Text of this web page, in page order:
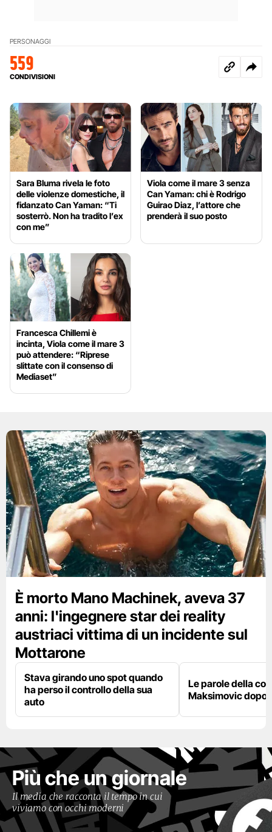
PERSONAGGI
559
CONDIVISIONI
Sara Bluma rivela le foto
delle violenze domestiche, il
fidanzato Can Yaman: “Ti
sosterrò. Non ha tradito l’ex
con me”
Viola come il mare 3 senza
Can Yaman: chi è Rodrigo
Guirao Diaz, l’attore che
prenderà il suo posto
Francesca Chillemi è
incinta, Viola come il mare 3
può attendere: “Riprese
slittate con il consenso di
Mediaset”
È morto Mano Machinek, aveva 37
anni: l'ingegnere star dei reality
austriaci vittima di un incidente sul
Mottarone
Stava girando uno spot quando
ha perso il controllo della sua
auto
Le parole della
Maksimovic dopo
Più che un giornale
Il media che racconta il tempo in cui
viviamo con occhi moderni